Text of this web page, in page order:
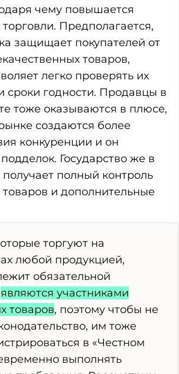
чему повышается
Предполагается,
защищает покупателей от
товаров,
легко проверять их
сроки годности. Продавцы в
тоже оказываются в плюсе,
создаются более
конкуренции и он
Государство же в
полный контроль
и дополнительные
торгуют на
любой продукцией,
обязательной
являются участниками
товаров, поэтому чтобы не
им тоже
в «Честном
выполнять